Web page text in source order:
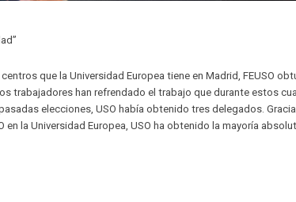
que la Universidad Europea tiene en Madrid, FEUSO
trabajadores han refrendado el trabajo que durante estos
elecciones, USO había obtenido tres delegados.
la Universidad Europea, USO ha obtenido la mayoría